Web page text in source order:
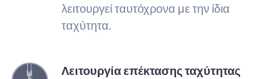
λειτουργεί ταυτόχρονα με την ίδια
ταχύτητα.
Λειτουργία επέκτασης ταχύτητας